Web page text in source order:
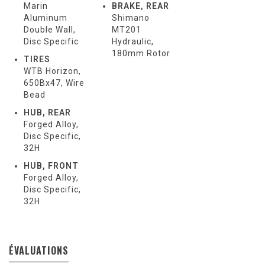
Marin
Aluminum
Double Wall,
Disc Specific
TIRES
WTB Horizon,
650Bx47, Wire
Bead
HUB, REAR
Forged Alloy,
Disc Specific,
32H
HUB, FRONT
Forged Alloy,
Disc Specific,
32H
BRAKE, REAR
Shimano
MT201
Hydraulic,
180mm Rotor
ÉVALUATIONS